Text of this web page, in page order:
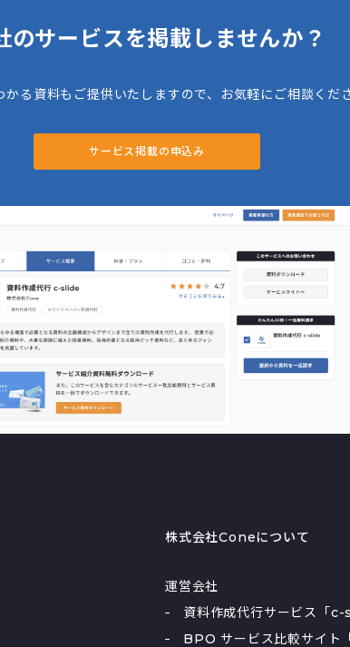
のサービスを掲載しませんか？
かる資料もご提供いたしますので、お気軽にご相談くださ
サービス掲載の申込み
株式会社Coneについて
運営会社
資料作成代行サービス「c-
BPO サービス比較サイト